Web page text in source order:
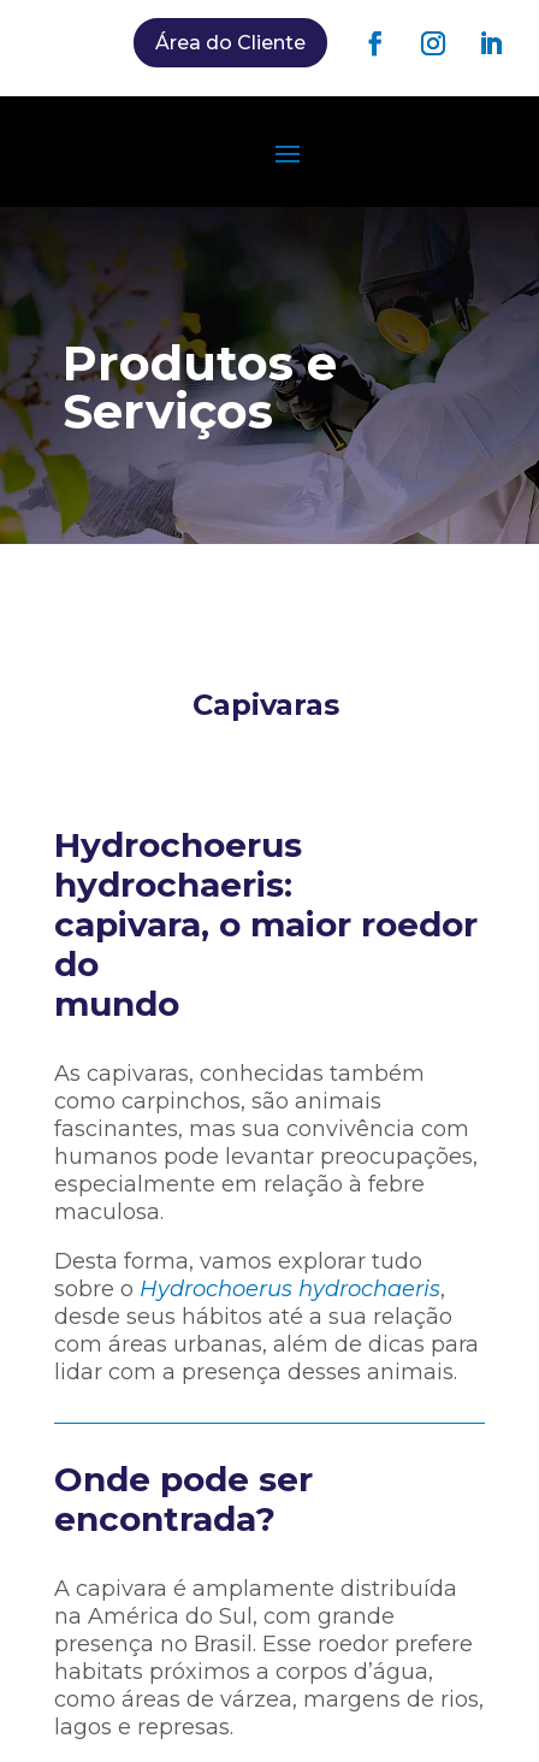
Área do Cliente
Produtos e
Serviços
Capivaras
Hydrochoerus
hydrochaeris:
capivara, o maior roedor
do
mundo
As capivaras, conhecidas também
como carpinchos, são animais
fascinantes, mas sua convivência com
humanos pode levantar preocupações,
especialmente em relação à febre
maculosa.
Desta forma, vamos explorar tudo
sobre o Hydrochoerus hydrochaeris,
desde seus hábitos até a sua relação
com áreas urbanas, além de dicas para
lidar com a presença desses animais.
Onde pode ser
encontrada?
A capivara é amplamente distribuída
na América do Sul, com grande
presença no Brasil. Esse roedor prefere
habitats próximos a corpos d’água,
como áreas de várzea, margens de rios,
lagos e represas.